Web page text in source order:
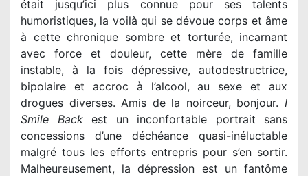
était jusqu’ici plus connue pour ses talents
humoristiques, la voilà qui se dévoue corps et âme
à cette chronique sombre et torturée, incarnant
avec force et douleur, cette mère de famille
instable, à la fois dépressive, autodestructrice,
bipolaire et accroc à l’alcool, au sexe et aux
drogues diverses. Amis de la noirceur, bonjour. I
Smile Backest un inconfortable portrait sans
concessions d’une déchéance quasi-inéluctable
malgré tous les efforts entrepris pour s’en sortir.
Malheureusement, la dépression est un fantôme